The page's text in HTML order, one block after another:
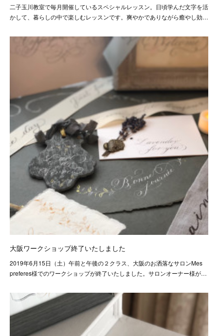
二子玉川教室で毎月開催しているスペシャルレッスン。日頃学んだ文字を活
かして、暮らしの中で楽しむレッスンです。爽やかでありながら癒やし効…
大阪ワークショップ終了いたしました
2019年6月15日（土）午前と午後の２クラス、大阪のお洒落なサロンMes
preferes様でのワークショップが終了いたしました。サロンオーナー様が…